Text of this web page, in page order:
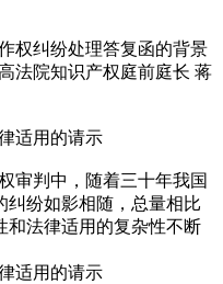
权纠纷处理答复函的背景
法院知识产权庭前庭长 蒋
适用的请示
审判中，随着三十年我国
纠纷如影相随，总量相比
和法律适用的复杂性不断
适用的请示